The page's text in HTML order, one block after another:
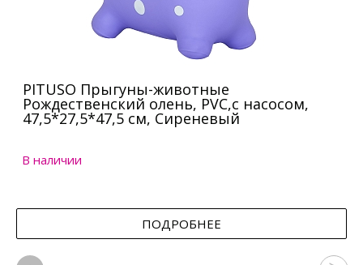
PITUSO Прыгуны-животные
Рождественский олень, PVC,с насосом,
47,5*27,5*47,5 см, Сиреневый
В наличии
ПОДРОБНЕЕ